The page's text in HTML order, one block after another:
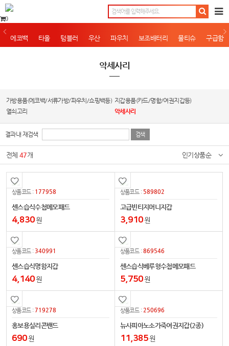
0
에코백 타올 텀블러 우산 파우치 보조배터리 물티슈 구급함
악세사리
가방용품(에코백/서류가방/파우치/쇼핑백등) 지갑용품(카드/명함/여권지갑등)
열쇠고리
악세사리
결과내 재검색
전체47개 인기상품순
상품코드 : 177958
센스습식수첩메모패드
4,830원
상품코드 : 589802
고급빈티지머니지갑
3,910원
상품코드 :340991
센스습식명함지갑
4,140원
상품코드 :869546
센스습식베루형수첩메모패드
5,750원
상품코드 :719278
홍보용실리콘밴드
690원
상품코드 : 250696
뉴사피아노소가죽여권지갑(2종)
11,385원